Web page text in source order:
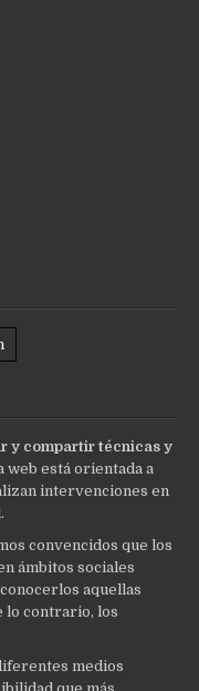
y compartir técnicas y
web está orientada a
intervenciones en
convencidos que los
ámbitos sociales
aquellas
lo contrario, los
medios